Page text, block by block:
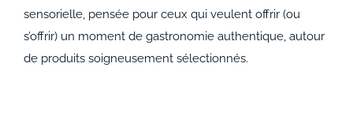
sensorielle, pensée pour ceux qui veulent offrir (ou
s’offrir) un moment de gastronomie authentique, autour
de produits soigneusement sélectionnés.